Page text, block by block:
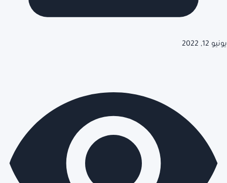
يونيو 12, 2022